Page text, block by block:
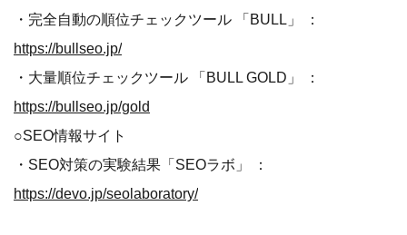
・完全自動の順位チェックツール 「BULL」 ：
https://bullseo.jp/
・大量順位チェックツール 「BULL GOLD」 ：
https://bullseo.jp/gold
○SEO情報サイト
・SEO対策の実験結果「SEOラボ」 ：
https://devo.jp/seolaboratory/